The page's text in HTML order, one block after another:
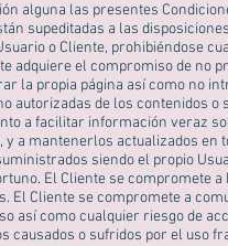
alguna las presentes
supeditadas a las
o Cliente, prohibiéndose
adquiere el compromiso de no
la propia página así como no
autorizadas de los contenidos o
a facilitar información veraz
a mantenerlos actualizados en
siendo el propio
El Cliente se compromete a
El Cliente se compromete a
así como cualquier riesgo de
causados o sufridos por el uso